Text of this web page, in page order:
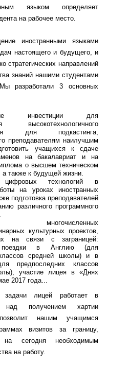
языком определяет
на рабочее место.
иностранными языками
настоящего и будущего, и
стратегических направлений
знаний нашими студентами
разработали 3 основных
инвестиции для
высокотехнологичного
для подкастинга,
преподавателям наилучшим
учащихся к сдаче
на бакалавриат и на
о высшем техническом
а также к будущей жизни.
цифровых технологий в
на уроках иностранных
подготовка преподавателей
различного программного
многочисленных
культурных проектов,
на связи с заграницей:
поездки в Англию (для
средней школы) и в
предпоследних классов
участие лицея в «Днях
2017 года...
лицей работает в
получением хартии
нашим учащимся
визитов за границу,
сегодня необходимым
на работу.